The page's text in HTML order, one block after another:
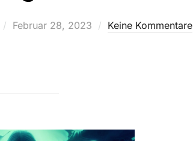
Veröffentlicht
Februar 28, 2023 Keine Kommentare